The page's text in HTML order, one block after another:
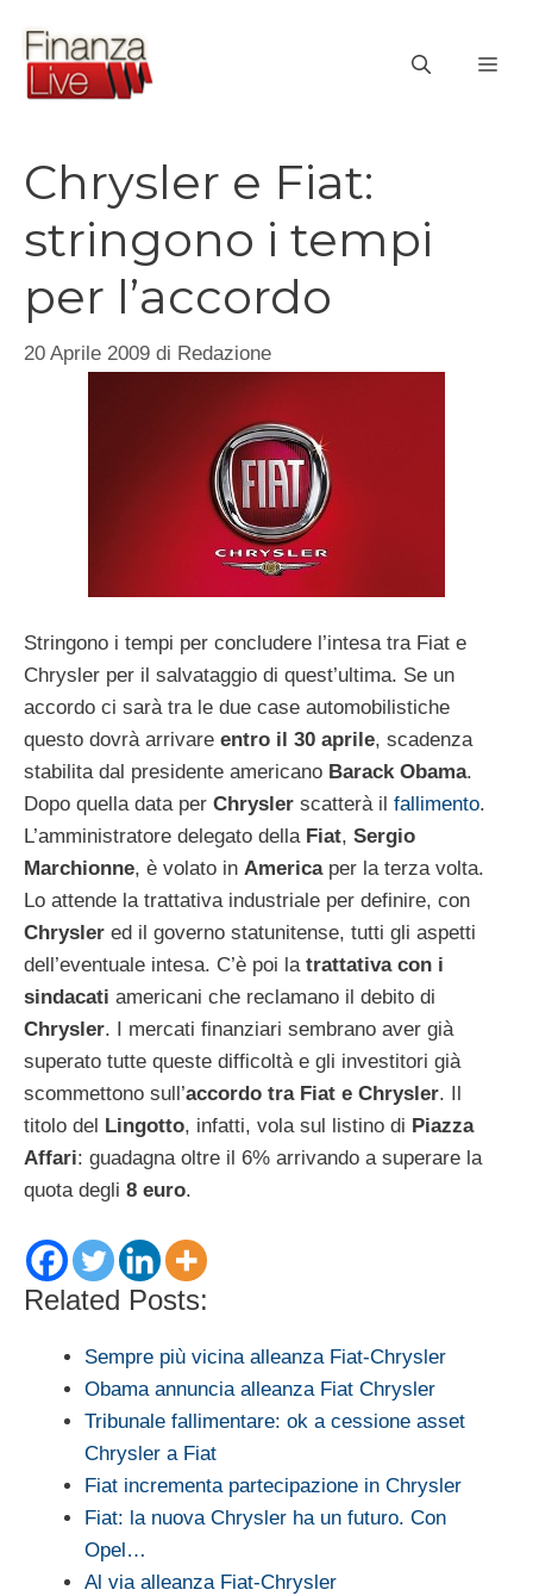
contenuto
Chrysler e Fiat:
stringono i tempi
per l’accordo
20 Aprile 2009 di Redazione
Stringono i tempi per concludere l’intesa tra Fiat e
Chrysler per il salvataggio di quest’ultima. Se un
accordo ci sarà tra le due case automobilistiche
questo dovrà arrivare entro il 30 aprile, scadenza
stabilita dal presidente americano Barack Obama.
Dopo quella data per Chrysler scatterà il fallimento.
L’amministratore delegato della Fiat, Sergio
Marchionne, è volato in Americaper la terza volta.
Lo attende la trattativa industriale per definire, con
Chrysler ed il governo statunitense, tutti gli aspetti
dell’eventuale intesa. C’è poi la trattativa con i
sindacati americani che reclamano il debito di
Chrysler. I mercati finanziari sembrano aver già
superato tutte queste difficoltà e gli investitori già
scommettono sull’accordo tra Fiat e Chrysler. Il
titolo del
Lingotto, infatti, vola sul listino di Piazza
Affari: guadagna oltre il 6% arrivando a superare la
quota degli 8 euro.
Related Posts:
Sempre più vicina alleanza Fiat-Chrysler
Obama annuncia alleanza Fiat Chrysler
Tribunale fallimentare: ok a cessione asset
Chrysler a Fiat
Fiat incrementa partecipazione in Chrysler
Fiat: la nuova Chrysler ha un futuro. Con
Opel…
Al via alleanza Fiat-Chrysler